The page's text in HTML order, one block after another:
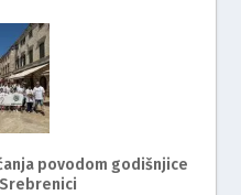
povodom godišnjice